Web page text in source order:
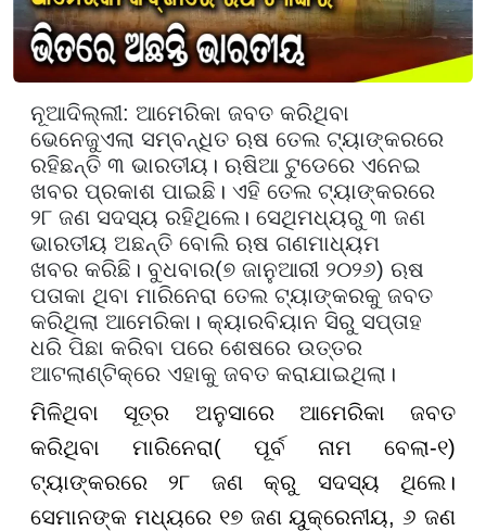
ନୂଆଦିଲ୍ଲୀ: ଆମେରିକା ଜବତ କରିଥିବା
ଭେନେଜୁଏଲା ସମ୍ବନ୍ଧିତ ଋଷ ତେଲ ଟ୍ୟାଙ୍କରରେ
ରହିଛନ୍ତି ୩ ଭାରତୀୟ। ଋଷିଆ ଟୁଡେରେ ଏନେଇ
ଖବର ପ୍ରକାଶ ପାଇଛି। ଏହି ତେଲ ଟ୍ୟାଙ୍କରରେ
୨୮ ଜଣ ସଦସ୍ୟ ରହିଥିଲେ। ସେଥିମଧ୍ୟରୁ ୩ ଜଣ
ଭାରତୀୟ ଅଛନ୍ତି ବୋଲି ଋଷ ଗଣମାଧ୍ୟମ
ଖବର କରିଛି। ବୁଧବାର(୭ ଜାନୁଆରୀ ୨୦୨୬) ଋଷ
ପତାକା ଥିବା ମାରିନେରା ତେଲ ଟ୍ୟାଙ୍କରକୁ ଜବତ
କରିଥିଲା ଆମେରିକା। କ୍ୟାରବିୟାନ ସିରୁ ସପ୍ତାହ
ଧରି ପିଛା କରିବା ପରେ ଶେଷରେ ଉତ୍ତର
ଆଟଲାଣ୍ଟିକ୍‌ରେ ଏହାକୁ ଜବତ କରାଯାଇଥିଲା।
ମିଳିଥିବା ସୂତ୍ର ଅନୁସାରେ ଆମେରିକା ଜବତ
କରିଥିବା ମାରିନେରା( ପୂର୍ବ ନାମ ବେଲା-୧)
ଟ୍ୟାଙ୍କରରେ ୨୮ ଜଣ କ୍ରୁ ସଦସ୍ୟ ଥିଲେ।
ସେମାନଙ୍କ ମଧ୍ୟରେ ୧୭ ଜଣ ୟୁକ୍ରେନୀୟ, ୬ ଜଣ